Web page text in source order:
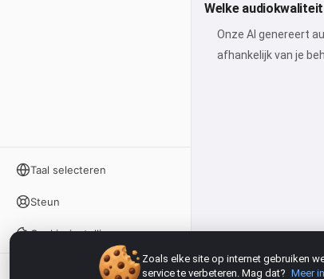
Taal selecteren
Steun
Cookie-instellingen
Welke
Onze AI genereert
afhankelijk van je
Zoals elke site op internet gebruiken
service te verbeteren. Mag dat? Meer